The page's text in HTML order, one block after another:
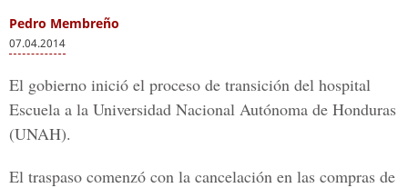
Pedro Membreño
07.04.2014
El gobierno inició el proceso de transición del hospital
Escuela a la Universidad Nacional Autónoma de Honduras
(UNAH).
El traspaso comenzó con la cancelación en las compras de